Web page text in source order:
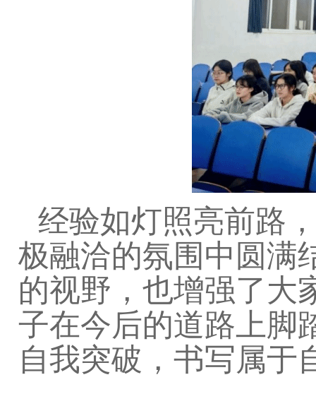
经验如灯照亮前路
极融洽的氛围中圆满
的视野，也增强了大
子在今后的道路上脚
自我突破， 书写属于